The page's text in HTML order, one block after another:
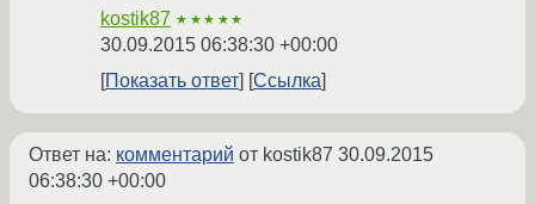
kostik87 ★★★★★
30.09.2015 06:38:30 +00:00
Показать ответ
Ссылка
Ответ на: комментарий от kostik87 30.09.2015
06:38:30 +00:00